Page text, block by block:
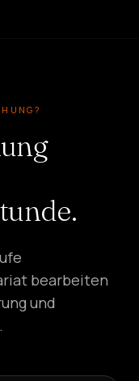
bearbeiten
und